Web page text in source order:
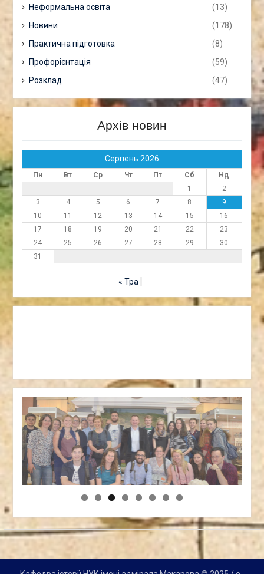
Неформальна освіта
(13)
Новини
(178)
Практична підготовка
(8)
Профорієнтація
(59)
Розклад
(47)
Архів новин
Серпень 2026
Пн Вт Ср Чт Пт Сб
Нд
1
2
3
4 5 6 7 8
9
10
11 12 13 14 15
16
17
18 19 20 21 22
23
24
25 26 27 28 29
30
31
« Тра